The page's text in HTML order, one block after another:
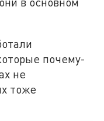
почему-
не
тоже